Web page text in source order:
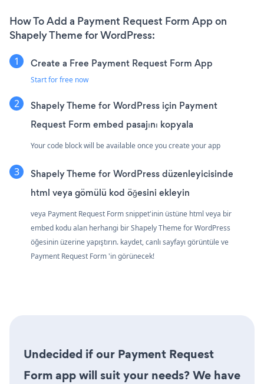
How To Add a Payment Request Form App on
Shapely Theme for WordPress:
Create a Free Payment Request Form App
Start for free now
Shapely Theme for WordPress için Payment
Request Form embed pasajını kopyala
Your code block will be available once you create your app
Shapely Theme for WordPress düzenleyicisinde
html veya gömülü kod öğesini ekleyin
veya Payment Request Form snippet'inin üstüne html veya bir
embed kodu alan herhangi bir Shapely Theme for WordPress
öğesinin üzerine yapıştırın. kaydet, canlı sayfayı görüntüle ve
Payment Request Form 'in görünecek!
Undecided if our Payment Request
Form app will suit your needs? We have